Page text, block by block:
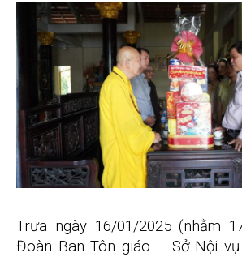
Trưa ngày 16/01/2025 (nhằm
Đoàn Ban Tôn giáo – Sở Nội vụ